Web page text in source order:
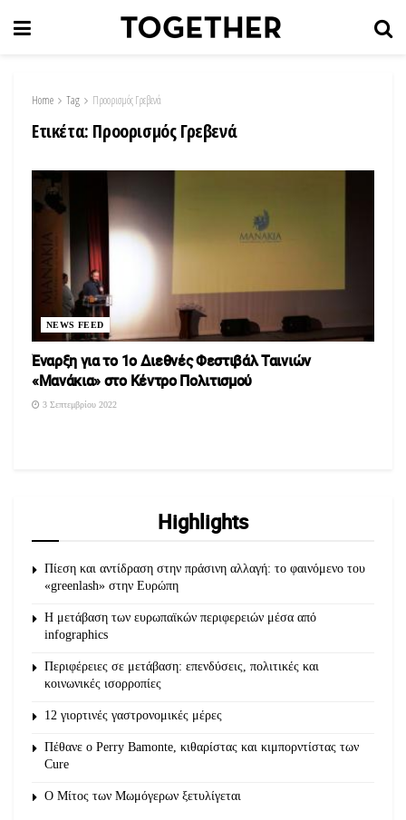
Home Tag Προορισμός Γρεβενά
Ετικέτα: Προορισμός Γρεβενά
NEWS FEED
Έναρξη για το 1ο Διεθνές Φεστιβάλ Ταινιών
«Μανάκια» στο Κέντρο Πολιτισμού
3 Σεπτεμβρίου 2022
Highlights
Πίεση και αντίδραση στην πράσινη αλλαγή: το φαινόμενο του
«greenlash» στην Ευρώπη
Η μετάβαση των ευρωπαϊκών περιφερειών μέσα από
infographics
Περιφέρειες σε μετάβαση: επενδύσεις, πολιτικές και
κοινωνικές ισορροπίες
12 γιορτινές γαστρονομικές μέρες
Πέθανε ο Perry Bamonte, κιθαρίστας και κιμπορντίστας των
Cure
O Μίτος των Μωμόγερων ξετυλίγεται